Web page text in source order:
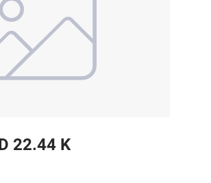
22.44 K